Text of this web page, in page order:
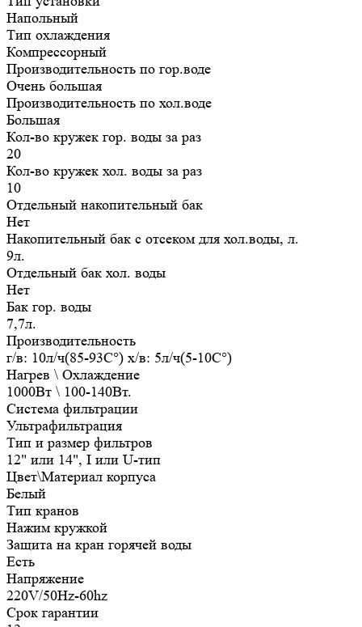
Напольный
Тип охлаждения
Компрессорный
Производительность по гор.воде
Очень большая
Производительность по хол.воде
Большая
Кол-во кружек гор. воды за раз
20
Кол-во кружек хол. воды за раз
10
Отдельный накопительный бак
Нет
Накопительный бак с отсеком для хол.воды, л.
9л.
Отдельный бак хол. воды
Нет
Бак гор. воды
7,7л.
Производительность
г/в: 10л/ч(85-93C°) х/в: 5л/ч(5-10C°)
Нагрев \ Охлаждение
1000Вт \ 100-140Вт.
Система фильтрации
Ультрафильтрация
Тип и размер фильтров
12" или 14", I или U-тип
Цвет\Материал корпуса
Белый
Тип кранов
Нажим кружкой
Защита на кран горячей воды
Есть
Напряжение
220V/50Hz-60hz
Срок гарантии